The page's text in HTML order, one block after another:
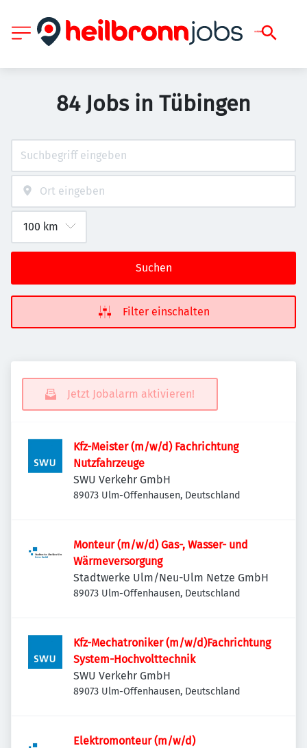
84 Jobs in Tübingen
Suchen
Filter einschalten
Jetzt Jobalarm aktivieren!
Kfz-Meister (m/w/d) Fachrichtung
Nutzfahrzeuge
SWU Verkehr GmbH
89073 Ulm-Offenhausen, Deutschland
Monteur (m/w/d) Gas-, Wasser- und
Wärmeversorgung
Stadtwerke Ulm/Neu-Ulm Netze GmbH
89073 Ulm-Offenhausen, Deutschland
Kfz-Mechatroniker (m/w/d)Fachrichtung
System-Hochvolttechnik
SWU Verkehr GmbH
89073 Ulm-Offenhausen, Deutschland
Elektromonteur (m/w/d)